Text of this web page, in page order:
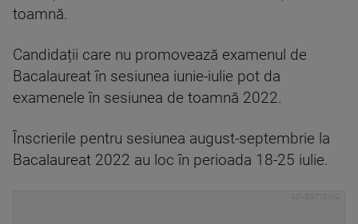
toamnă.
Candidații care nu promovează examenul de
Bacalaureat în sesiunea iunie-iulie pot da
examenele în sesiunea de toamnă 2022.
Înscrierile pentru sesiunea august-septembrie la
Bacalaureat 2022 au loc în perioada 18-25 iulie.